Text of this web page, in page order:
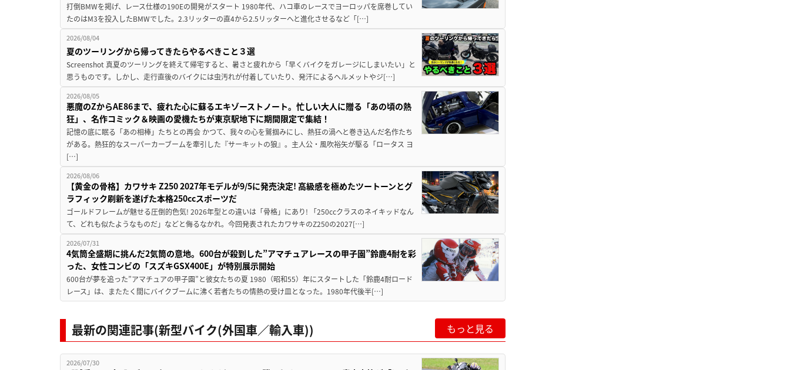
打倒BMWを掲げ、レース仕様の190Eの開発がスタート 1980年代、ハコ車のレースでヨーロッパを席巻してい
たのはM3を投入したBMWでした。2.3リッターの直4から2.5リッターへと進化させるなど「[…]
2026/08/04
夏のツーリングから帰ってきたらやるべきこと３選
Screenshot 真夏のツーリングを終えて帰宅すると、暑さと疲れから「早くバイクをガレージにしまいたい」と
思うものです。しかし、走行直後のバイクには虫汚れが付着していたり、発汗によるヘルメットやジ[…]
2026/08/05
悪魔のZからAE86まで、疲れた心に蘇るエキゾーストノート。忙しい大人に贈る「あの頃の熱
狂」、名作コミック＆映画の愛機たちが東京駅地下に期間限定で集結！
記憶の底に眠る「あの相棒」たちとの再会 かつて、我々の心を鷲掴みにし、熱狂の渦へと巻き込んだ名作たち
がある。熱狂的なスーパーカーブームを牽引した『サーキットの狼』。主人公・風吹裕矢が駆る「ロータス ヨ
[…]
2026/08/06
【黄金の骨格】カワサキ Z250 2027年モデルが9/5に発売決定! 高級感を極めたツートーンとグ
ラフィック刷新を遂げた本格250ccスポーツだ
ゴールドフレームが魅せる圧倒的色気! 2026年型との違いは「骨格」にあり! 「250ccクラスのネイキッドなん
て、どれも似たようなものだ」などと侮るなかれ。今回発表されたカワサキのZ250の2027[…]
2026/07/31
4気筒全盛期に挑んだ2気筒の意地。600台が殺到した”アマチュアレースの甲子園”鈴鹿4耐を彩
った、女性コンビの「スズキGSX400E」が特別展示開始
600台が夢を追った”アマチュアの甲子園”と彼女たちの夏 1980（昭和55）年にスタートした「鈴鹿4耐ロード
レース」は、またたく間にバイクブームに沸く若者たちの情熱の受け皿となった。1980年代後半[…]
最新の関連記事(新型バイク(外国車／輸入車)) もっと見る
2026/07/30